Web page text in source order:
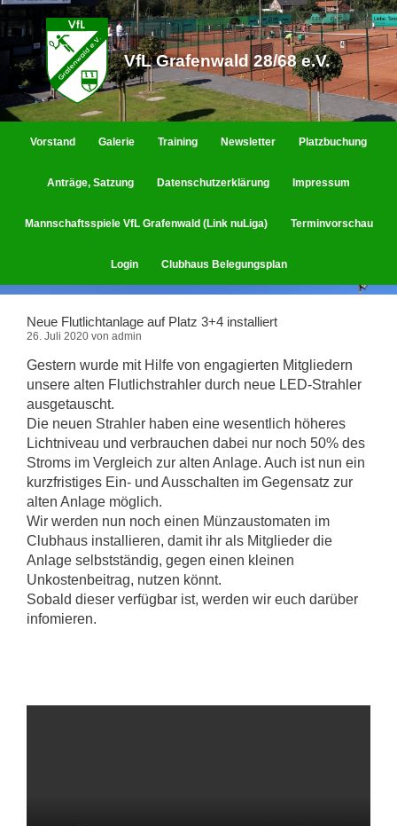
Zum
springen
VfL Grafenwald 28/68 e.V.
Vorstand Galerie Training Newsletter Platzbuchung
Anträge, Satzung Datenschutzerklärung Impressum
Mannschaftsspiele VfL Grafenwald (Link nuLiga) Terminvorschau
Login Clubhaus Belegungsplan
Neue Flutlichtanlage auf Platz 3+4 installiert
26. Juli 2020 von admin
Gestern wurde mit Hilfe von engagierten Mitgliedern
unsere alten Flutlichstrahler durch neue LED-Strahler
ausgetauscht.
Die neuen Strahler haben eine wesentlich höheres
Lichtniveau und verbrauchen dabei nur noch 50% des
Stroms im Vergleich zur alten Anlage. Auch ist nun ein
kurzfristiges Ein- und Ausschalten im Gegensatz zur
alten Anlage möglich.
Wir werden nun noch einen Münzaustomaten im
Clubhaus installieren, damit ihr als Mitglieder die
Anlage selbstständig, gegen einen kleinen
Unkostenbeitrag, nutzen könnt.
Sobald dieser verfügbar ist, werden wir euch darüber
infomieren.